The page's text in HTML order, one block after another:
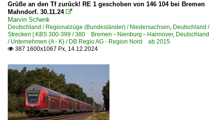
Regionalverkehre Start Deutschland GmbH
SRI Rail Invest GmbH, Grundremmingen
Transdev GmbH - NordWestBahn ·NWB·
Wedler Franz Logistik GmbH & Co. KG, Potsdam ·WFL·
Unternehmen | historisch
DB Regio AG - RB Niedersachsen/Bremen bis 2015
erixx GmbH - Der Heidesprinter bis 12.2021
Veolia Verkehr Sachsen-Anhalt - HarzElbeExpress bis
Grüße an den Tf zurück! RE 1 geschoben von 146 104 bei Bremen
Mahndorf. 30.11.24 
Marvin Schenk
Deutschland / Regionalzüge (Bundesländer) / Niedersachsen, Deutschland /
Strecken | KBS 300-399 / 380 Bremen – Nienburg – Hannover, Deutschland
/ Unternehmen (A - K) / DB Regio AG - Region Nord ab 2015
 387 1600x1067 Px, 14.12.2024